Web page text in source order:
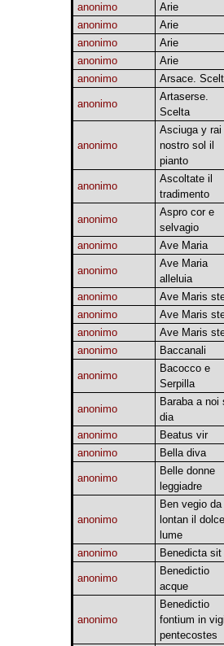
anonimo
Arie
anonimo
Arie
anonimo
Arie
anonimo
Arie
anonimo
Arsace.
anonimo
Artaserse.
Scelta
anonimo
Asciuga y rai
nostro sol il
pianto
anonimo
Ascoltate il
tradimento
anonimo
Aspro cor e
selvagio
anonimo
Ave Maria
anonimo
Ave Maria
alleluia
anonimo
Ave Maris
anonimo
Ave Maris
anonimo
Ave Maris
anonimo
Baccanali
anonimo
Bacocco e
Serpilla
anonimo
Baraba a noi
dia
anonimo
Beatus vir
anonimo
Bella diva
anonimo
Belle donne
leggiadre
anonimo
Ben vegio da
lontan il dolce
lume
anonimo
Benedicta sit
anonimo
Benedictio
acque
anonimo
Benedictio
fontium in
pentecostes